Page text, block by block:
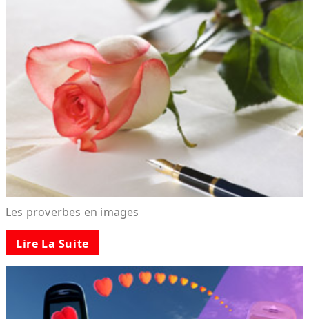
Les proverbes en images
Lire La Suite